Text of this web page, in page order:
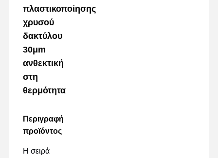
πλαστικοποίησης
χρυσού
δακτύλου
30μm
ανθεκτική
στη
θερμότητα
Περιγραφή
προϊόντος
Η σειρά